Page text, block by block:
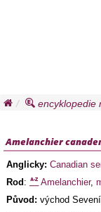
encyklopedie
Amelanchier
Anglicky: Canadian
Rod : Amelanchier,
Původ: východ